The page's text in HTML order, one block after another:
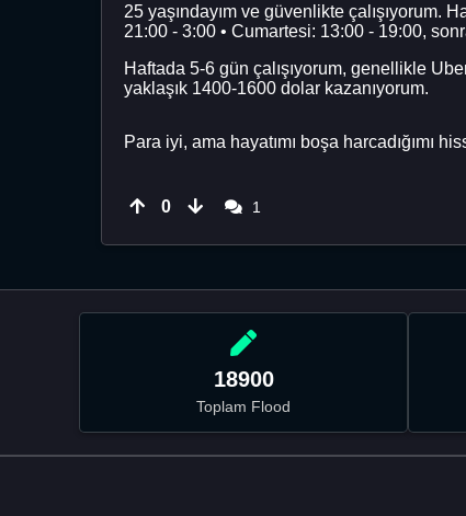
25 yaşındayım ve güvenlikte çalışıyorum.
21:00 - 3:00 • Cumartesi: 13:00 - 19:00,
Haftada 5-6 gün çalışıyorum, genellikle
yaklaşık 1400-1600 dolar kazanıyorum.
Para iyi, ama hayatımı boşa harcadığımı
0 1
18900
Toplam Flood